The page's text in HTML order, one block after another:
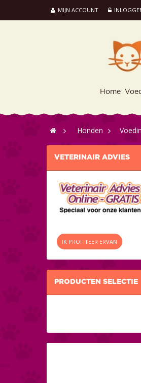
MIJN ACCOUNT
Home
> Honden >
VETERINAIR ADVIES
IK PROFITEER ERVAN
PRODUCTEN SELECTIE